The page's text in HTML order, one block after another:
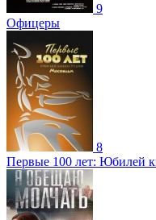
9
Офицеры
8
Первые 100 лет: Юбилей